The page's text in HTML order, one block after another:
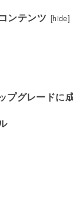
コンテンツ [hide]
プグレードに